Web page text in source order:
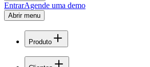
EntrarAgende uma demo
Abrir menu
Produto